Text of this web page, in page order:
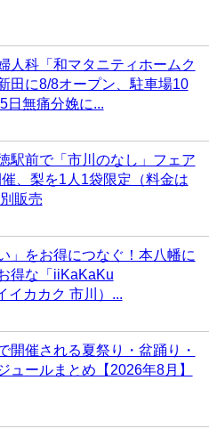
人科「和マタニティホームク
田に8/8オープン、駐車場10
日無痛分娩に...
駅前で「市川のなし」フェア
、梨を1人1袋限定（料金は
販売
」をお得につなぐ！本八幡に
得な「iiKaKaKu
イカカク 市川）...
開催される夏祭り・盆踊り・
ュールまとめ【2026年8月】